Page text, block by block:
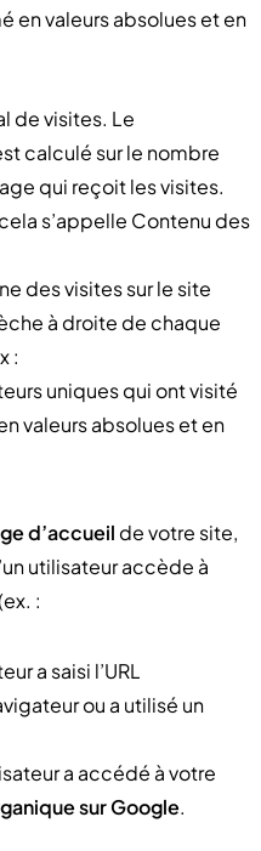
en valeurs absolues et en
de visites. Le
calculé sur le nombre
qui reçoit les visites.
s’appelle Contenu des
des visites sur le site
à droite de chaque
:
uniques qui ont visité
valeurs absolues et en
d’accueil de votre site,
utilisateur accède à
:
a saisi l’URL
ou a utilisé un
a accédé à votre
sur Google.